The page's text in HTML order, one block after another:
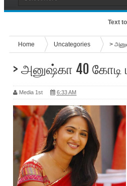
Home Uncategories >
> அனுஷ்கா 40 கோடி
Media 1st 6:33 AM